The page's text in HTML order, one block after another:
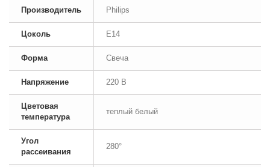
Производитель Philips
Цоколь E14
Форма Свеча
Напряжение 220 В
Цветовая
температура
теплый белый
Угол
рассеивания
280°